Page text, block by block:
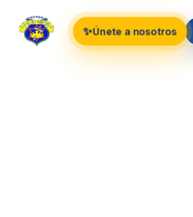
✨Únete a nosotros